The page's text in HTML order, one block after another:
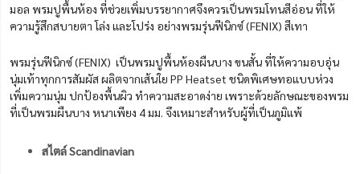
มอล พรมปูพื้นห้อง ที่ช่วยเพิ่มบรรยากาศจึงควรเป็นพรมโทนสีอ่อน ที่ให้
ความรู้สึกสบายตา โล่ง และโปร่ง อย่างพรมรุ่นฟีนิกซ์ (FENIX) สีเทา
พรมรุ่นฟีนิกซ์ (FENIX) เป็นพรมปูพื้นห้องผืนบาง ขนสั้น ที่ให้ความอบอุ่น
นุ่มเท้าทุกการสัมผัส ผลิตจากเส้นใย PP Heatset ชนิดพิเศษทอแบบห่วง
เพิ่มความนุ่ม ปกป้องพื้นผิว ทำความสะอาดง่าย เพราะด้วยลักษณะของพรม
ที่เป็นพรมผืนบาง หนาเพียง 4 มม. จึงเหมาะสำหรับผู้ที่เป็นภูมิแพ้
สไตล์ Scandinavian